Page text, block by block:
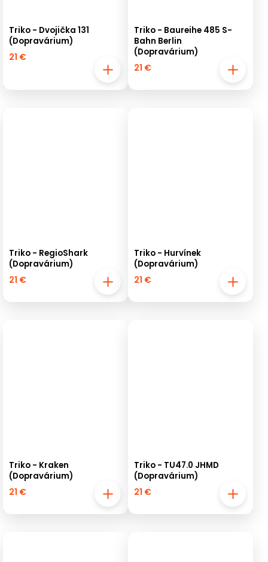
Triko - Dvojička 131
(Dopravárium)
21 €
Triko - Baureihe 485 S-
Bahn Berlin
(Dopravárium)
21 €
Triko - RegioShark
(Dopravárium)
21 €
Triko - Hurvínek
(Dopravárium)
21 €
Triko - Kraken
(Dopravárium)
21 €
Triko - TU47.0 JHMD
(Dopravárium)
21 €